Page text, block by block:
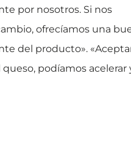
por nosotros. Si nos
ofrecíamos una
del producto».
podíamos acelerar